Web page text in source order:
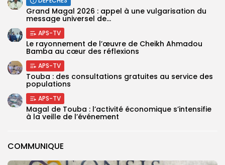
COMMUNIQUE
Grand Magal 2026 : appel à une vulgarisation du
message universel de...
APS-TV
Le rayonnement de l’œuvre de Cheikh Ahmadou
Bamba au cœur des réflexions
APS-TV
Touba : des consultations gratuites au service des
populations
APS-TV
Magal de Touba : l’activité économique s’intensifie
à la veille de l’événement